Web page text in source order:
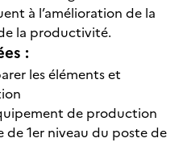
à l’amélioration de la
la productivité.
:
les éléments et
de production
de 1er niveau du poste de